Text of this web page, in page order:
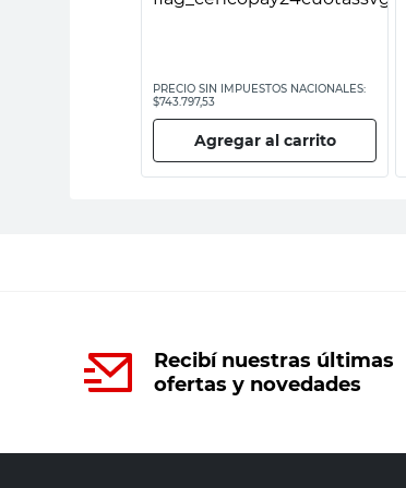
PRECIO SIN IMPUESTOS NACIONALES:
$743.797,53
Agregar al carrito
Recibí nuestras últimas
ofertas y novedades